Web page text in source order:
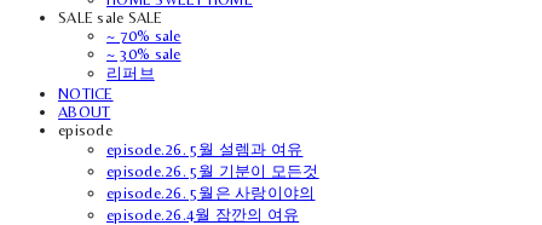
SALE sale SALE
~ 70% sale
~ 30% sale
리퍼브
NOTICE
ABOUT
episode
episode.26. 5월 설렘과 여유
episode.26. 5월 기분이 모든것
episode.26. 5월은 사랑이야의
episode.26.4월 잠깐의 여유